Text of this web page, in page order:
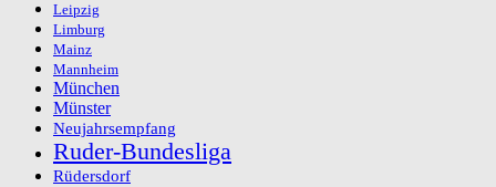
Leipzig
Limburg
Mainz
Mannheim
München
Münster
Neujahrsempfang
Ruder-Bundesliga
Rüdersdorf